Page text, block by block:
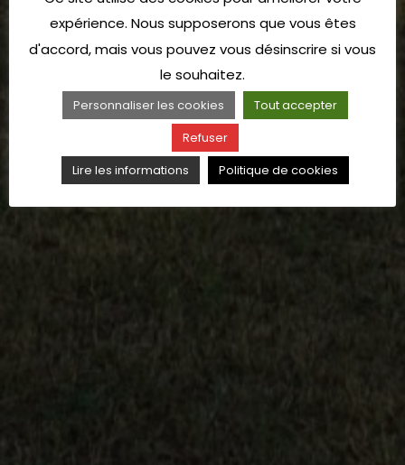
expérience. Nous supposerons que vous êtes
d'accord, mais vous pouvez vous désinscrire si vous
le souhaitez.
Personnaliser les cookies
Tout accepter
Refuser
Lire les informations
Politique de cookies